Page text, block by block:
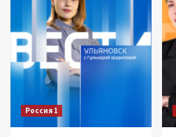
Россия 1